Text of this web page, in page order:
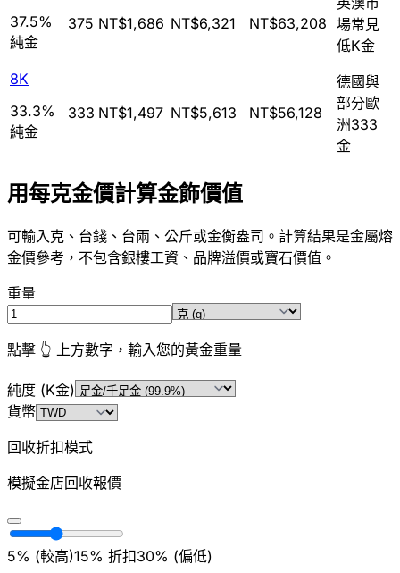
37.5%
純金
375 NT$1,686 NT$6,321 NT$63,208 場常見
低K金
8K
33.3%
純金
333 NT$1,497 NT$5,613 NT$56,128
德國與
部分歐
洲333
金
用每克金價計算金飾價值
可輸入克、台錢、台兩、公斤或金衡盎司。計算結果是金屬熔
金價參考，不包含銀樓工資、品牌溢價或寶石價值。
重量
點擊 👆 上方數字，輸入您的黃金重量
純度 (K金)
貨幣
回收折扣模式
模擬金店回收報價
5% (較高)15% 折扣30% (偏低)